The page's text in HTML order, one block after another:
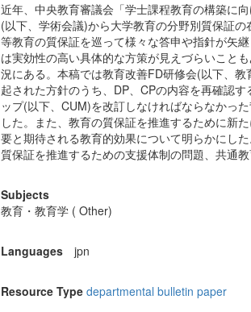
近年、中央教育審議会「学士課程教育の構築に
(以下、学術会議)から大学教育の分野別質保証
等教育の質保証を巡って様々な答申や指針が矢
は実効性の高い具体的な方策が見えづらいこと
況にある。本稿では教育改善FD研修会(以下、
起された方針のうち、DP、CPの内容を再確認
ップ(以下、CUM)を改訂しなければならなかっ
した。また、教育の質保証を推進するために新
要と期待される教育的効果について明らかにし
質保証を推進するための支援体制の問題、共通
Subjects
教育・教育学 ( Other)
Languages jpn
Resource Type departmental bulletin paper